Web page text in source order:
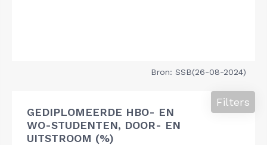
Bron: SSB(26-08-2024)
GEDIPLOMEERDE HBO- EN
WO-STUDENTEN, DOOR- EN
UITSTROOM (%)
Filters